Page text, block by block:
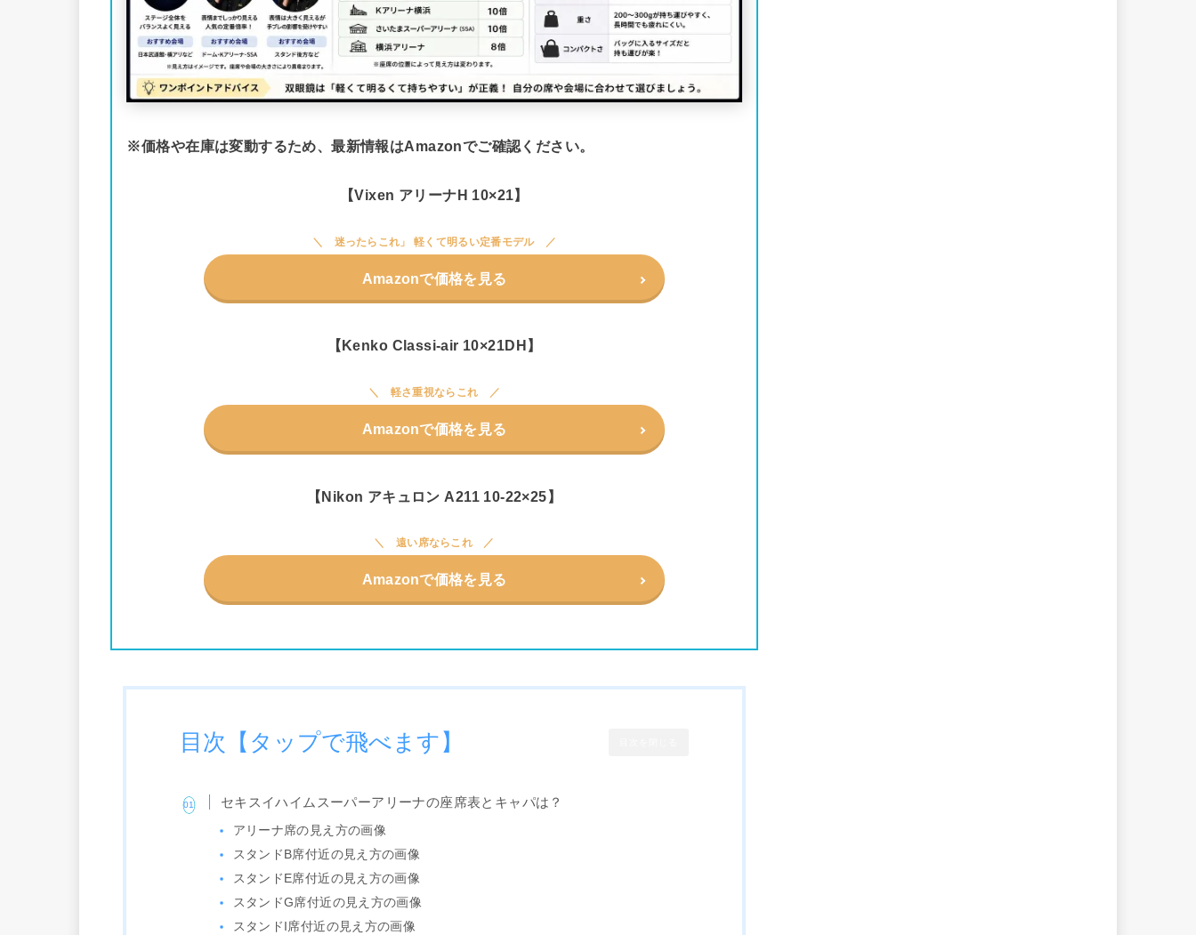
※価格や在庫は変動するため、最新情報はAmazonでご確認ください。
【Vixen アリーナH 10×21】
迷ったらこれ」 軽くて明るい定番モデル
Amazonで価格を見る
【Kenko Classi-air 10×21DH】
軽さ重視ならこれ
Amazonで価格を見る
【Nikon アキュロン A211 10-22×25】
遠い席ならこれ
Amazonで価格を見る
目次【タップで飛べます】
セキスイハイムスーパーアリーナの座席表とキャパは？
アリーナ席の見え方の画像
スタンドB席付近の見え方の画像
スタンドE席付近の見え方の画像
スタンドG席付近の見え方の画像
スタンドI席付近の見え方の画像